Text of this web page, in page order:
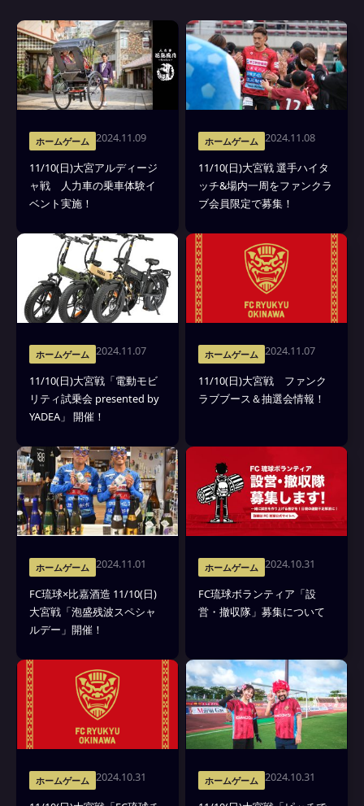
ホームゲーム 2024.11.09
11/10(日)大宮アルディージ
ャ戦 人力車の乗車体験イ
ベント実施！
ホームゲーム 2024.11.08
11/10(日)大宮戦 選手ハイタ
ッチ&場内一周をファンクラ
ブ会員限定で募集！
ホームゲーム 2024.11.07
11/10(日)大宮戦「電動モビ
リティ試乗会 presented by
YADEA」 開催！
ホームゲーム 2024.11.07
11/10(日)大宮戦 ファンク
ラブブース＆抽選会情報！
ホームゲーム 2024.11.01
FC琉球×比嘉酒造 11/10(日)
大宮戦「泡盛残波スペシャ
ルデー」開催！
ホームゲーム 2024.10.31
FC琉球ボランティア「設
営・撤収隊」募集について
ホームゲーム 2024.10.31 ホームゲーム 2024.10.31